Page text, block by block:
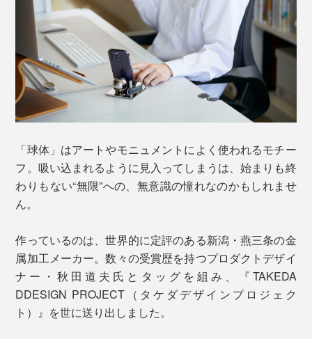
「球体」はアートやモニュメントによく使われるモチー
フ。吸い込まれるように見入ってしまうは、始まりも終
わりもない“無限”への、無意識の憧れなのかもしれませ
ん。
作っているのは、世界的に定評のある新潟・燕三条の金
属加工メーカー。数々の受賞歴を持つプロダクトデザイ
ナー・秋田道夫氏とタッグを組み、『TAKEDA
DDESIGN PROJECT（タケダデザインプロジェク
ト）』を世に送り出しました。